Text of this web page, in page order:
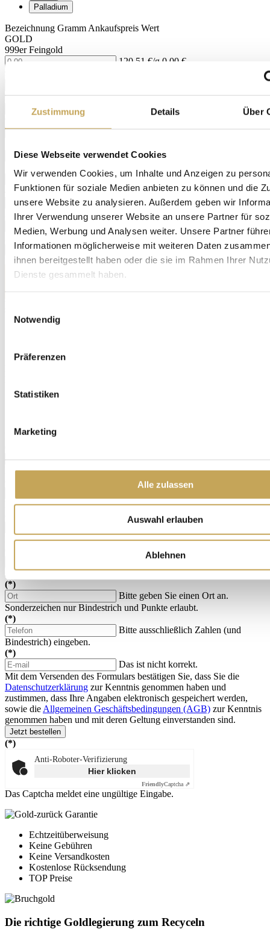
Zustimmung Details Über
Diese Webseite verwendet Cookies
Wir verwenden Cookies, um Inhalte und Anzeigen zu
Funktionen für soziale Medien anbieten zu können und die
unsere Website zu analysieren. Außerdem geben wir
Ihrer Verwendung unserer Website an unsere Partner für
Medien, Werbung und Analysen weiter. Unsere Partner
Informationen möglicherweise mit weiteren Daten
ihnen bereitgestellt haben oder die sie im Rahmen Ihrer
Dienste gesammelt haben.
Notwendig
Präferenzen
Statistiken
Marketing
Alle zulassen
Auswahl erlauben
Ablehnen
Palladium
Bezeichnung Gramm Ankaufspreis Wert
GOLD
999er Feingold
120,51 €/g 0,00 €
916er Gold
110,50 €/g 0,00 €
108,58 €/g 0,00 €
90,45 €/g 0,00 €
70,54 €/g 0,00 €
416er Gold
50,03 €/g 0,00 €
333er Gold
40,07 €/g
0,00 €
Aktueller Wert Ihrer Edelmetalle 0,00 €
Wert berechnen & Anfrage vorbereiten
Kostenlose Versandtasche bestellenWerttransport anfordern
Kostenlose Versandtasche oder Werttransport bestellen
Versandtasche
(versichert bis 1,5 Mio €)
Menge
Bitte Menge angeben
Bitte Vorname angeben. Nur
Buchstaben und Bindestrich werden akzeptiert.
Buchstaben und Bindestrich werden akzeptiert.
Hausnummer ein.
Die PLZ scheint nicht korrekt zu sein,
sie darf zudem nur 5 Zahlen enthalten.
(*)
Bitte geben Sie einen Ort an.
Sonderzeichen nur Bindestrich und Punkte erlaubt.
(*)
Bitte ausschließlich Zahlen (und
Bindestrich) eingeben.
(*)
Das ist nicht korrekt.
Mit dem Versenden des Formulars bestätigen Sie, dass Sie die
Datenschutzerklärung zur Kenntnis genommen haben und
zustimmen, dass Ihre Angaben elektronisch gespeichert werden,
sowie die Allgemeinen Geschäftsbedingungen (AGB) zur Kenntnis
genommen haben und mit deren Geltung einverstanden sind.
Jetzt bestellen
(*)
Anti-Roboter-Verifizierung
Hier klicken
FriendlyCaptcha ⇗
Das Captcha meldet eine ungültige Eingabe.
Echtzeitüberweisung
Keine Gebühren
Keine Versandkosten
Kostenlose Rücksendung
TOP Preise
Die richtige Goldlegierung zum Recyceln